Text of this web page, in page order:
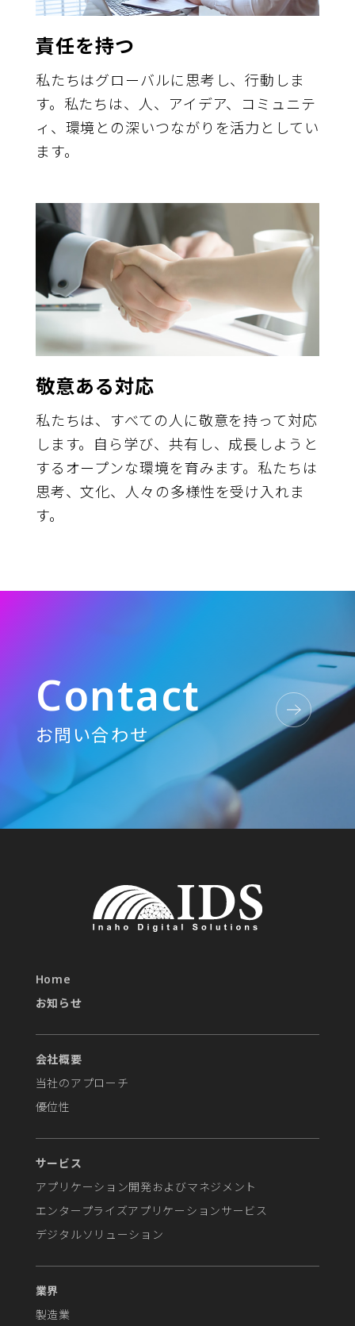
責任を持つ
私たちはグローバルに思考し、行動しま
す。私たちは、人、アイデア、コミュニテ
ィ、環境との深いつながりを活力としてい
ます。
敬意ある対応
私たちは、すべての人に敬意を持って対応
します。自ら学び、共有し、成長しようと
するオープンな環境を育みます。私たちは
思考、文化、人々の多様性を受け入れま
す。
Contact
お問い合わせ
Home
お知らせ
会社概要
当社のアプローチ
優位性
サービス
アプリケーション開発およびマネジメント
エンタープライズアプリケーションサービス
デジタルソリューション
業界
製造業